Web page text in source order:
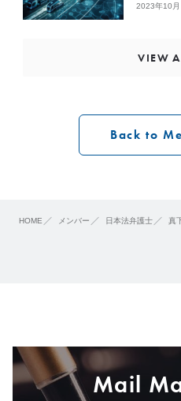
2023年10月
VIEW
Back to
HOME メンバー 日本法弁護士 真
Mail